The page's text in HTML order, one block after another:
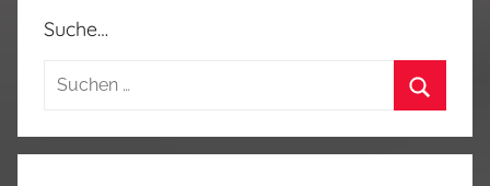
Suche…
Suchen